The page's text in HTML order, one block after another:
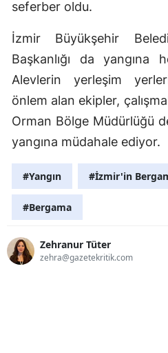
seferber oldu.
İzmir Büyükşehir
Başkanlığı da yangına
Alevlerin yerleşim
önlem alan ekipler,
Orman Bölge Müdürlüğü
yangına müdahale ediyor.
#Yangın #İzmir'in
#Bergama
Zehranur Tüter
zehra@gazetekritik.com